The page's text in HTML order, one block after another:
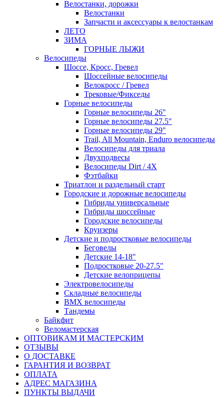
Велостанки, дорожки
Велостанки
Запчасти и аксессуары к велостанкам
ЛЕТО
ЗИМА
ГОРНЫЕ ЛЫЖИ
Велосипеды
Шоссе, Кросс, Гревел
Шоссейные велосипеды
Велокросс / Гревел
Трековые/Фикседы
Горные велосипеды
Горные велосипеды 26"
Горные велосипеды 27.5"
Горные велосипеды 29"
Trail, All Mountain, Enduro велосипеды
Велосипеды для триала
Двухподвесы
Велосипеды Dirt / 4X
Фэтбайки
Триатлон и раздельный старт
Городские и дорожные велосипеды
Гибриды универсальные
Гибриды шоссейные
Городские велосипеды
Круизеры
Детские и подростковые велосипеды
Беговелы
Детские 14-18"
Подростковые 20-27.5"
Детские велоприцепы
Электровелосипеды
Складные велосипеды
BMX велосипеды
Тандемы
Байкфит
Веломастерская
ОПТОВИКАМ И МАСТЕРСКИМ
ОТЗЫВЫ
О ДОСТАВКЕ
ГАРАНТИЯ И ВОЗВРАТ
ОПЛАТА
АДРЕС МАГАЗИНА
ПУНКТЫ ВЫДАЧИ